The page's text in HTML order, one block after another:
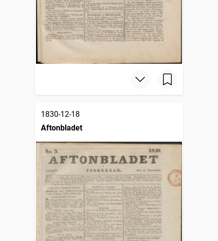
1830-12-18
Aftonbladet